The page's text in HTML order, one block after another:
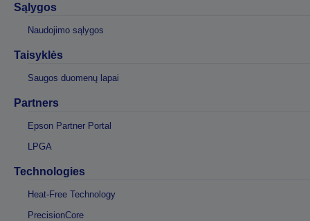
Sąlygos
Naudojimo sąlygos
Taisyklės
Saugos duomenų lapai
Partners
Epson Partner Portal
LPGA
Technologies
Heat-Free Technology
PrecisionCore